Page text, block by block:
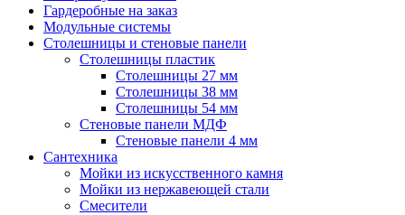
Гардеробные на заказ
Модульные системы
Столешницы и стеновые панели
Столешницы пластик
Столешницы 27 мм
Столешницы 38 мм
Столешницы 54 мм
Стеновые панели МДФ
Стеновые панели 4 мм
Сантехника
Мойки из искусственного камня
Мойки из нержавеющей стали
Смесители